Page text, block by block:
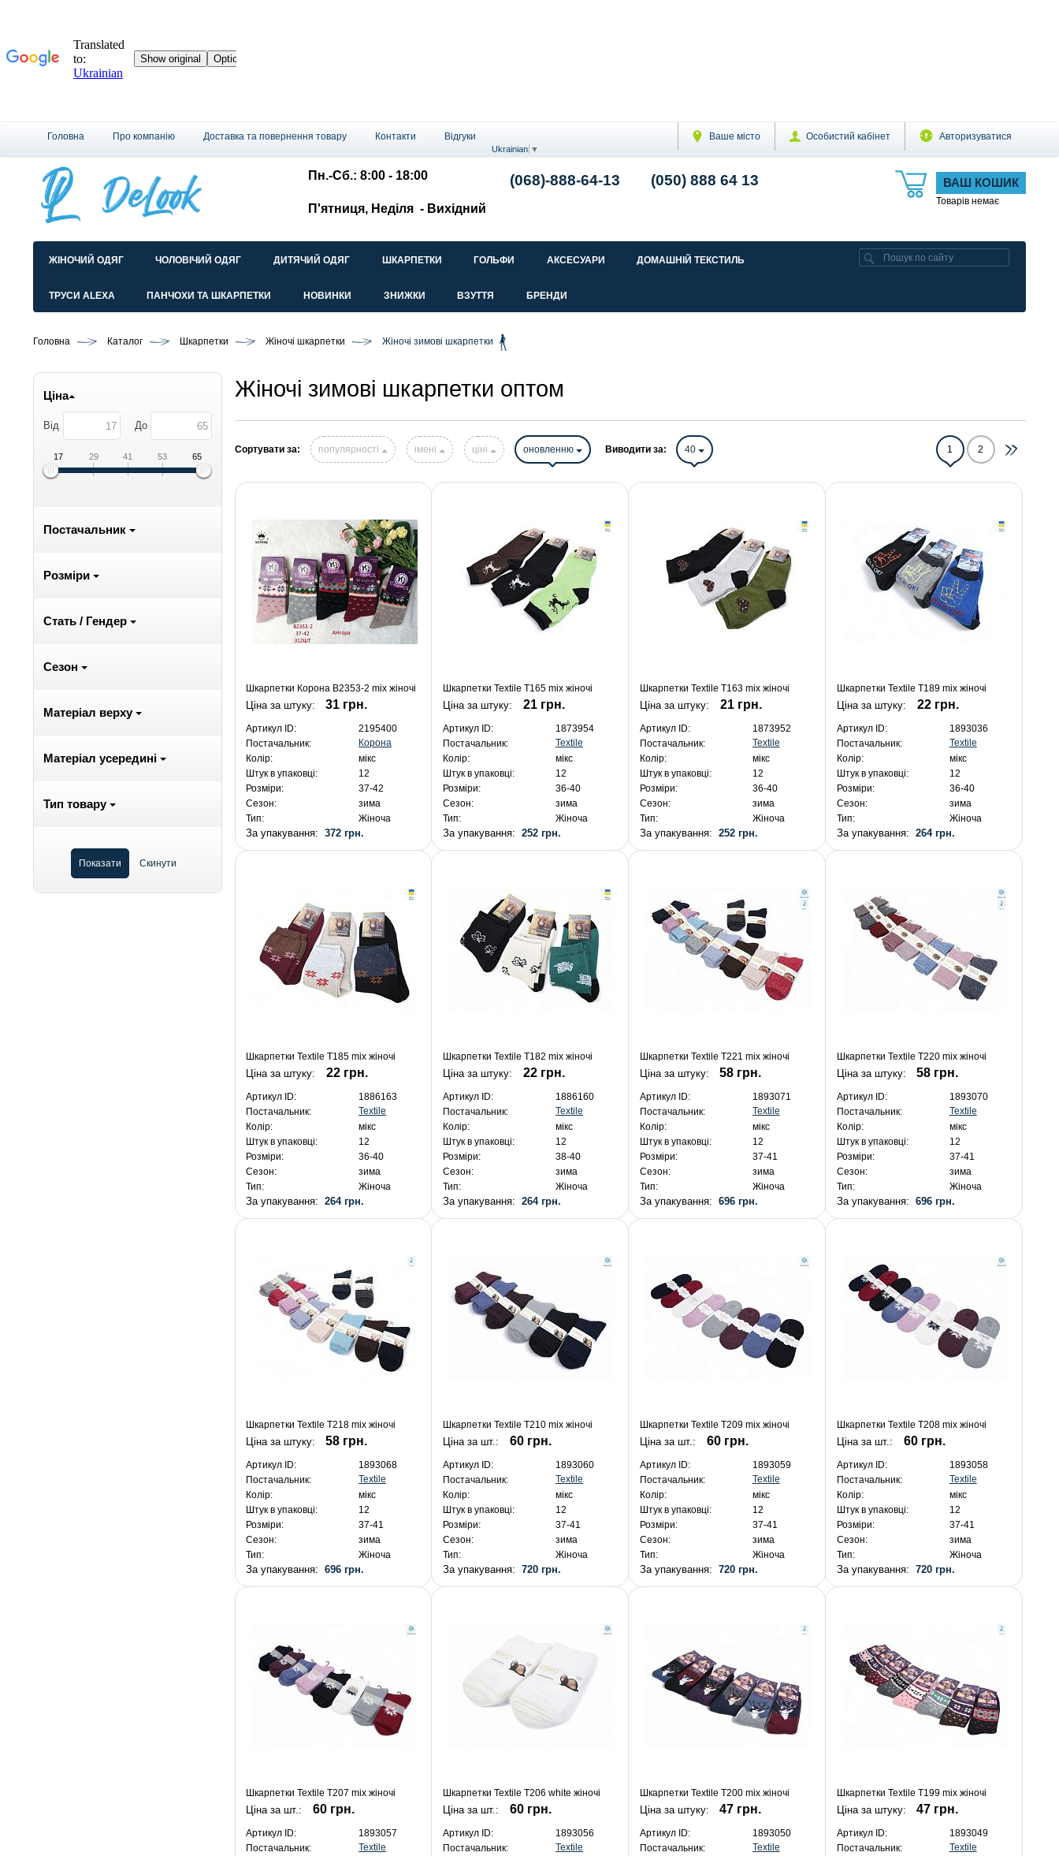
Ваше місто Особистий кабінет Авторизуватися
Головна Про компанію Доставка та повернення товару Контакти Відгуки
Ukrainian ▼
ВАШ КОШИК
Товарів немає
Пн.-Сб.: 8:00 - 18:00
П'ятниця, Неділя - Вихідний
(068)-888-64-13 (050) 888 64 13
ЖІНОЧИЙ ОДЯГ ЧОЛОВІЧИЙ ОДЯГ ДИТЯЧИЙ ОДЯГ ШКАРПЕТКИ ГОЛЬФИ АКСЕСУАРИ ДОМАШНІЙ ТЕКСТИЛЬ
ТРУСИ ALEXA ПАНЧОХИ ТА ШКАРПЕТКИ НОВИНКИ ЗНИЖКИ ВЗУТТЯ БРЕНДИ
Головна Каталог Шкарпетки Жіночі шкарпетки Жіночі зимові шкарпетки
Ціна
Від До
17 29 41 53 65
Постачальник
Розміри
Стать / Гендер
Сезон
Матеріал верху
Матеріал усередині
Тип товару
Жіночі зимові шкарпетки оптом
Сортувати за: популярності імені ціні оновленню Виводити за: 40 1 2
Шкарпетки Корона B2353-2 mix жіночі
Ціна за штуку: 31 грн.
Артикул ID:
2195400
Постачальник:
Корона
Колір:
мікс
Штук в упаковці:
12
Розміри:
37-42
Сезон:
зима
Тип:
Жіноча
За упакування:372 грн.
Шкарпетки Textile T165 mix жіночі
Ціна за штуку: 21 грн.
Артикул ID:
1873954
Постачальник:
Textile
Колір:
мікс
Штук в упаковці:
12
Розміри:
36-40
Сезон:
зима
Тип:
Жіноча
За упакування: 252 грн.
Шкарпетки Textile T163 mix жіночі
Ціна за штуку: 21 грн.
Артикул ID:
1873952
Постачальник:
Textile
Колір:
мікс
Штук в упаковці:
12
Розміри:
36-40
Сезон:
зима
Тип:
Жіноча
За упакування: 252 грн.
Шкарпетки Textile T189 mix жіночі
Ціна за штуку: 22 грн.
Артикул ID:
1893036
Постачальник:
Textile
Колір:
мікс
Штук в упаковці:
12
Розміри:
36-40
Сезон:
зима
Тип:
Жіноча
За упакування: 264 грн.
Шкарпетки Textile T185 mix жіночі
Ціна за штуку: 22 грн.
Артикул ID:
1886163
Постачальник:
Textile
Колір:
мікс
Штук в упаковці:
12
Розміри:
36-40
Сезон:
зима
Тип:
Жіноча
За упакування:264 грн.
Шкарпетки Textile T182 mix жіночі
Ціна за штуку: 22 грн.
Артикул ID:
1886160
Постачальник:
Textile
Колір:
мікс
Штук в упаковці:
12
Розміри:
38-40
Сезон:
зима
Тип:
Жіноча
За упакування: 264 грн.
Шкарпетки Textile T221 mix жіночі
Ціна за штуку: 58 грн.
Артикул ID:
1893071
Постачальник:
Textile
Колір:
мікс
Штук в упаковці:
12
Розміри:
37-41
Сезон:
зима
Тип:
Жіноча
За упакування: 696 грн.
Шкарпетки Textile T220 mix жіночі
Ціна за штуку: 58 грн.
Артикул ID:
1893070
Постачальник:
Textile
Колір:
мікс
Штук в упаковці:
12
Розміри:
37-41
Сезон:
зима
Тип:
Жіноча
За упакування: 696 грн.
Шкарпетки Textile T218 mix жіночі
Ціна за штуку: 58 грн.
Артикул ID:
1893068
Постачальник:
Textile
Колір:
мікс
Штук в упаковці:
12
Розміри:
37-41
Сезон:
зима
Тип:
Жіноча
За упакування:696 грн.
Шкарпетки Textile T210 mix жіночі
Ціна за шт.: 60 грн.
Артикул ID:
1893060
Постачальник:
Textile
Колір:
мікс
Штук в упаковці:
12
Розміри:
37-41
Сезон:
зима
Тип:
Жіноча
За упакування: 720 грн.
Шкарпетки Textile T209 mix жіночі
Ціна за шт.: 60 грн.
Артикул ID:
1893059
Постачальник:
Textile
Колір:
мікс
Штук в упаковці:
12
Розміри:
37-41
Сезон:
зима
Тип:
Жіноча
За упакування: 720 грн.
Шкарпетки Textile T208 mix жіночі
Ціна за шт.: 60 грн.
Артикул ID:
1893058
Постачальник:
Textile
Колір:
мікс
Штук в упаковці:
12
Розміри:
37-41
Сезон:
зима
Тип:
Жіноча
За упакування: 720 грн.
Шкарпетки Textile T207 mix жіночі
Ціна за шт.: 60 грн.
Артикул ID:
1893057
Постачальник:
Textile
Шкарпетки Textile T206 white жіночі
Ціна за шт.: 60 грн.
Артикул ID:
1893056
Постачальник:
Textile
Шкарпетки Textile T200 mix жіночі
Ціна за штуку: 47 грн.
Артикул ID:
1893050
Постачальник:
Textile
Шкарпетки Textile T199 mix жіночі
Ціна за штуку: 47 грн.
Артикул ID:
1893049
Постачальник:
Textile